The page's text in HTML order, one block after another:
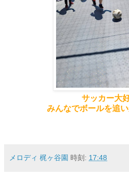
サッカー大
みんなでボールを追
メロディ 梶ヶ谷園 時刻: 17:48